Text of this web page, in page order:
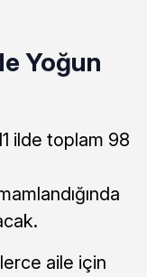
Yoğun
ilde toplam 98
aile için